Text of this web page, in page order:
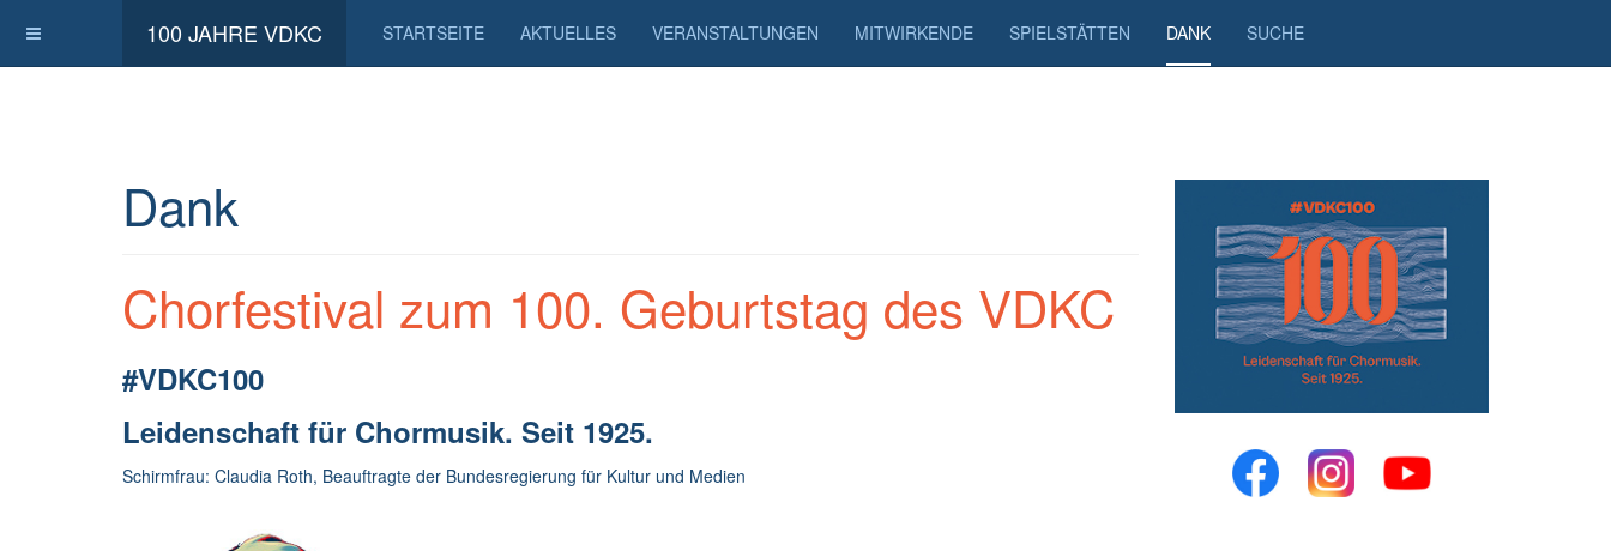
100 JAHRE VDKC STARTSEITE AKTUELLES VERANSTALTUNGEN MITWIRKENDE SPIELSTÄTTEN DANK SUCHE
Dank
Chorfestival zum 100. Geburtstag des VDKC
#VDKC100
Leidenschaft für Chormusik. Seit 1925.
Schirmfrau: Claudia Roth, Beauftragte der Bundesregierung für Kultur und Medien